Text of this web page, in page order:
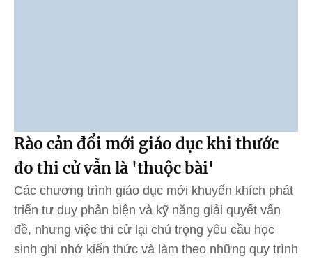
Rào cản đổi mới giáo dục khi thước
đo thi cử vẫn là 'thuộc bài'
Các chương trình giáo dục mới khuyến khích phát
triển tư duy phản biện và kỹ năng giải quyết vấn
đề, nhưng việc thi cử lại chú trọng yêu cầu học
sinh ghi nhớ kiến thức và làm theo những quy trình